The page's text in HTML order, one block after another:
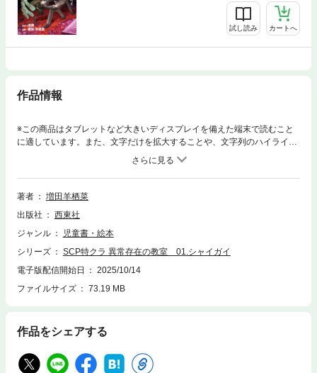
試し読み カートへ
作品情報
※この商品はタブレットなど大きいディスプレイを備えた端末で読むこと
に適しています。また、文字だけを拡大することや、文字列のハイライ
ト、検索、辞書の参照、引用などの機能が使用できません。SCP財団が極
秘に育成する、特別職員候補生たち――通称“特クラ”。このプログラムの
目的は、幼少期から異常存在やオブジェクトに触れさせることで、新世代
の上位職員を育てあげることにある。世界各国の養成機関からサイト19に
少女たち。その一人、日本から参加したアサヒは、エコ、ハルとともに、
異常と隣合わせの学校生活を歩み始める――。 大ヒット「SCP大百科」シ
きるオリジナルストーリー。＜電子書籍について＞※本電子書籍は同じ書
名の出版物を紙版とし電子書籍化したものです。※本電子書籍は固定型レ
版当時の情報に基づき作成されたものです。※印刷出版を電子書籍化する
seitosha
著者
増田羊栖菜
出版社
西東社
ジャンル
児童書・絵本
シリーズ
SCP特クラ 異常存在の教室 01.シャイガイ
電子版配信開始日
2025/10/14
ファイルサイズ
73.19 MB
作品をシェアする